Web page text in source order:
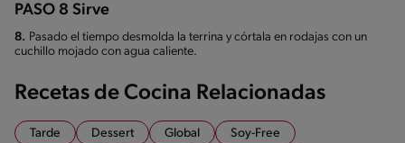
PASO 8 Sirve
8. Pasado el tiempo desmolda la terrina y córtala en rodajas con un
cuchillo mojado con agua caliente.
Recetas de Cocina Relacionadas
Tarde Dessert Global
Soy-Free